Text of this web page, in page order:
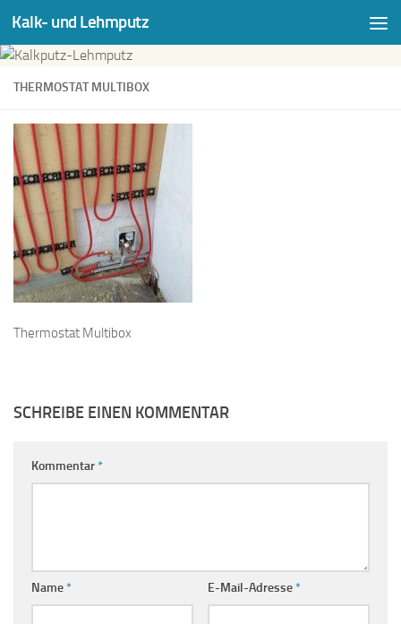
Zum Inhalt springen
Kalk- und Lehmputz
THERMOSTAT MULTIBOX
Thermostat Multibox
SCHREIBE EINEN KOMMENTAR
Kommentar*
Name* E-Mail-Adresse*